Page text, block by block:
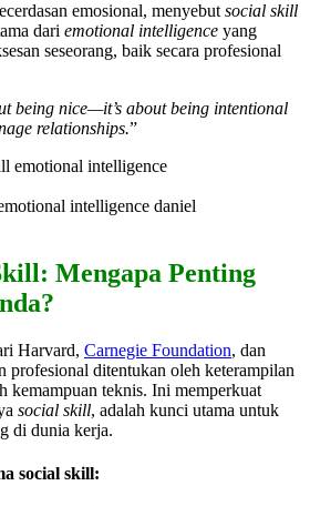
emosional, menyebut social skill
dari emotional intelligence yang
seseorang, baik secara profesional
being nice—it’s about being intentional
relationships.”
intelligence daniel
Mengapa Penting
Harvard, Carnegie Foundation, dan
profesional ditentukan oleh keterampilan
kemampuan teknis. Ini memperkuat
social skill, adalah kunci utama untuk
di dunia kerja.
social skill: